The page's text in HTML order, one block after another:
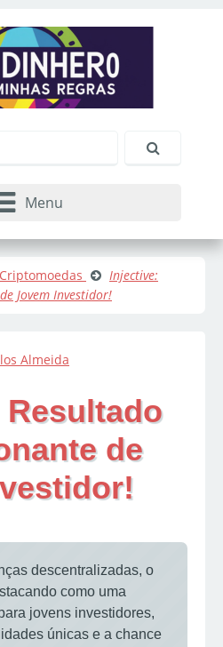
Menu
Criptomoedas
Injective:
Jovem Investidor!
Almeida
de
descentralizadas, o
como uma
jovens investidores,
únicas e a chance